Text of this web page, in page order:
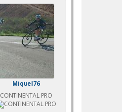
Miquel76
CONTINENTAL PRO